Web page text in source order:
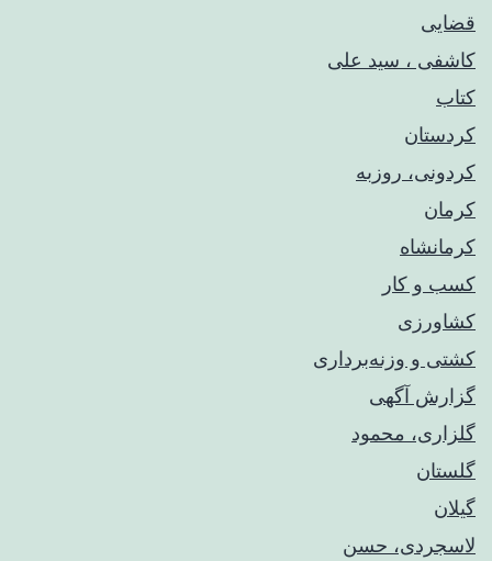
قضایی
کاشفی ، سید علی
کتاب
کردستان
کردونی، روزبه
کرمان
کرمانشاه
کسب و کار
کشاورزی
کشتی و وزنه‌برداری
گزارش آگهی
گلزاری، محمود
گلستان
گیلان
لاسجردی، حسن